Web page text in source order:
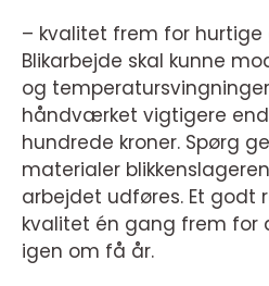
– kvalitet frem for hurtige
Blikarbejde skal kunne
og
håndværket vigtigere
hundrede kroner. Spørg
materialer
arbejdet udføres. Et
kvalitet én gang frem for
igen om få år.